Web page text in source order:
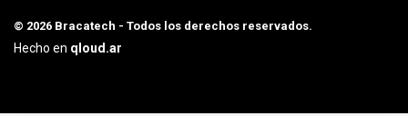
© 2026 Bracatech - Todos los derechos reservados.
Hecho en qloud.ar